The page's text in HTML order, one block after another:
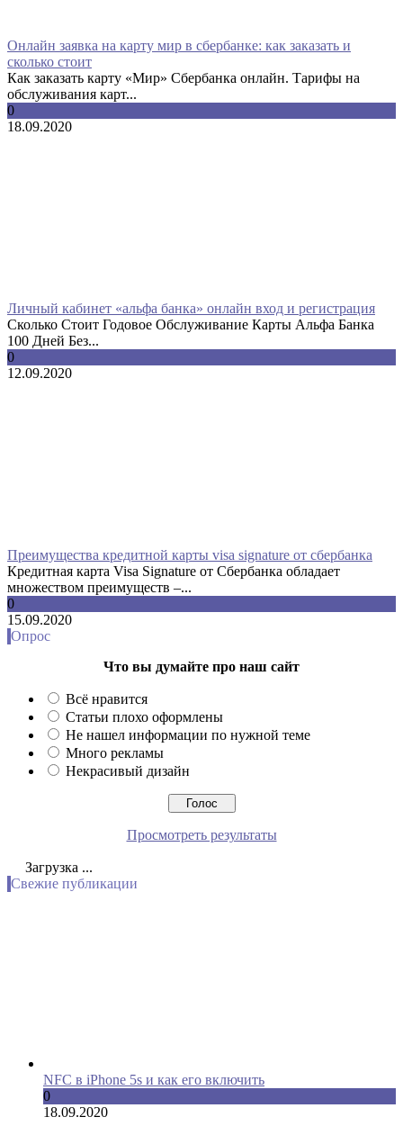
Онлайн заявка на карту мир в сбербанке: как заказать и
сколько стоит
Как заказать карту «Мир» Сбербанка онлайн. Тарифы на
обслуживания карт...
0
18.09.2020
Личный кабинет «альфа банка» онлайн вход и регистрация
Сколько Стоит Годовое Обслуживание Карты Альфа Банка
100 Дней Без...
0
12.09.2020
Преимущества кредитной карты visa signature от сбербанка
Кредитная карта Visa Signature от Сбербанка обладает
множеством преимуществ –...
0
15.09.2020
Опрос
Что вы думайте про наш сайт
Всё нравится
Статьи плохо оформлены
Не нашел информации по нужной теме
Много рекламы
Некрасивый дизайн
Просмотреть результаты
Загрузка ...
Свежие публикации
NFC в iPhone 5s и как его включить
0
18.09.2020